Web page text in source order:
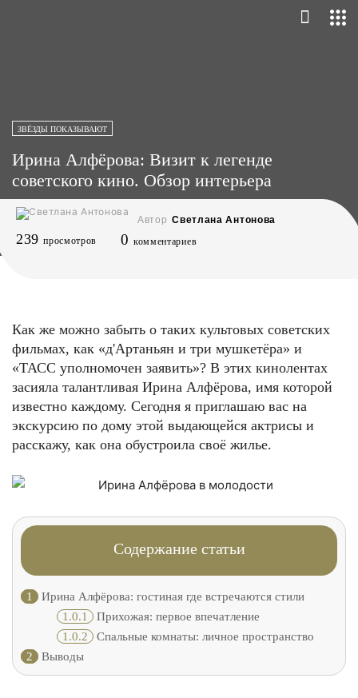
ЗВЁЗДЫ ПОКАЗЫВАЮТ
Ирина Алфёрова: Визит к легенде
советского кино. Обзор интерьера
Автор Светлана Антонова
239 просмотров 0 комментариев
Как же можно забыть о таких культовых советских
фильмах, как «д'Артаньян и три мушкетёра» и
«ТАСС уполномочен заявить»? В этих кинолентах
засияла талантливая Ирина Алфёрова, имя которой
известно каждому. Сегодня я приглашаю вас на
экскурсию по дому этой выдающейся актрисы и
расскажу, как она обустроила своё жилье.
Содержание статьи
1
Ирина Алфёрова: гостиная где встречаются стили
1.0.1
Прихожая: первое впечатление
1.0.2
Спальные комнаты: личное пространство
2
Выводы